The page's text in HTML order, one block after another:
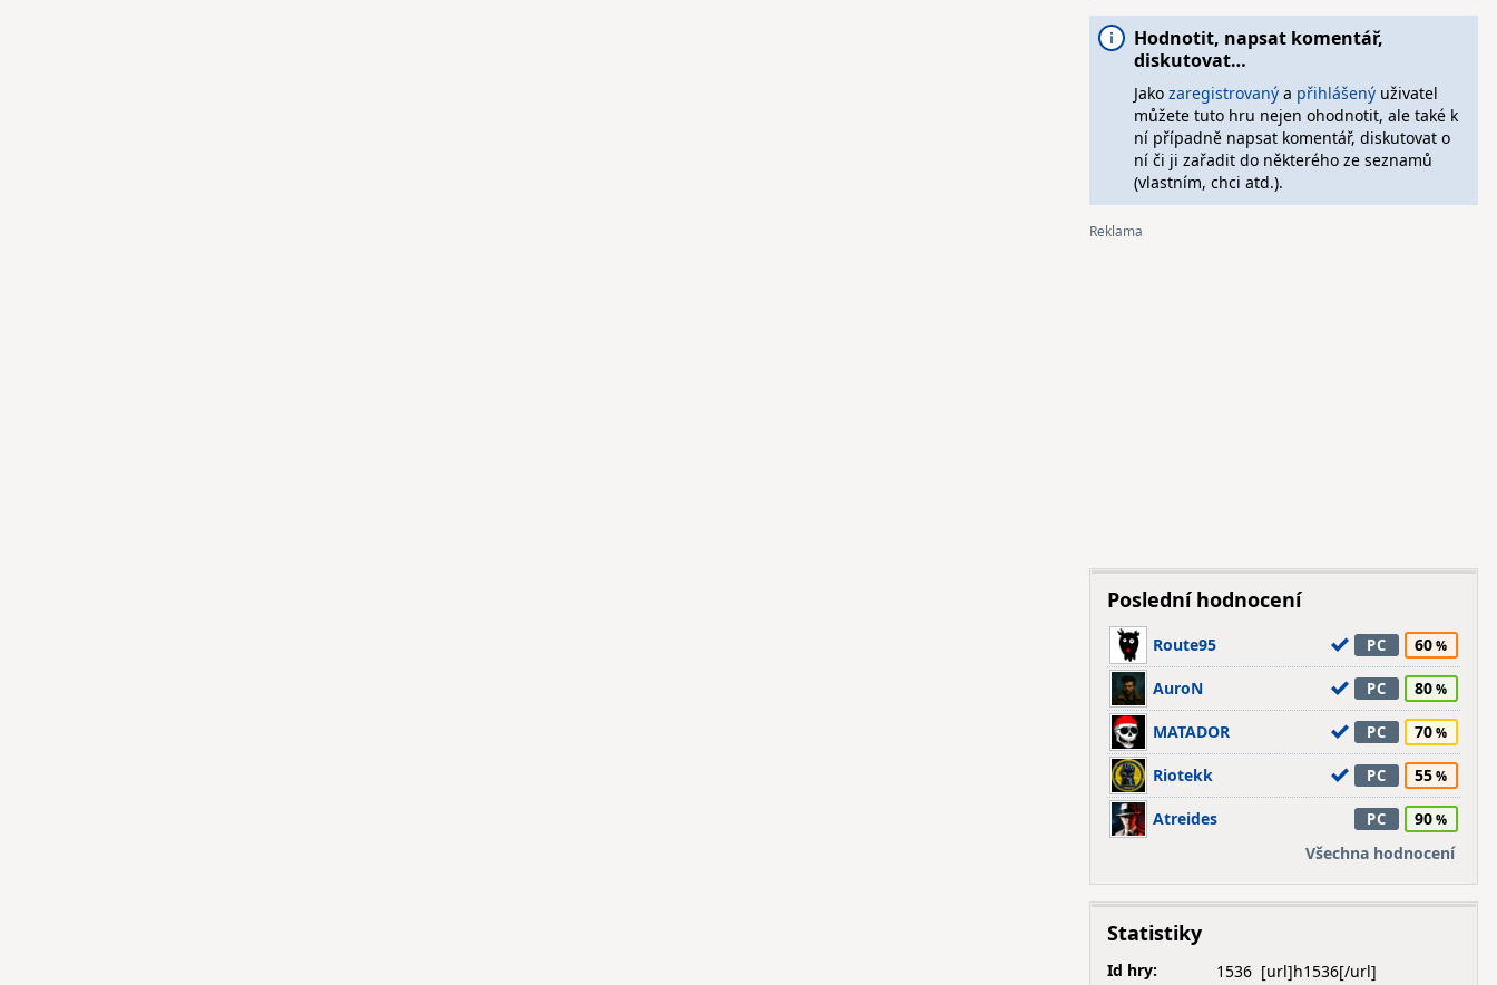
Hodnotit, napsat komentář,
diskutovat…
Jako zaregistrovanýa přihlášenýuživatel
můžete tuto hru nejen ohodnotit, ale také k
ní případně napsat komentář, diskutovat o
ní či ji zařadit do některého ze seznamů
(vlastním, chci atd.).
Poslední hodnocení
Route95 PC 60
AuroN PC 80
MATADOR PC 70
Riotekk PC 55
Atreides PC
90
Všechna hodnocení
Statistiky
Id hry:
1536